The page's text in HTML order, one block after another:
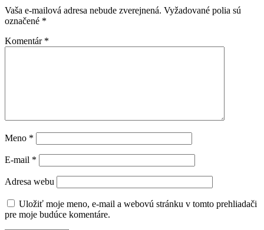
Vaša e-mailová adresa nebude zverejnená. Vyžadované polia sú
označené *
Komentár *
Meno *
E-mail *
Adresa webu
Uložiť moje meno, e-mail a webovú stránku v tomto prehliadači
pre moje budúce komentáre.